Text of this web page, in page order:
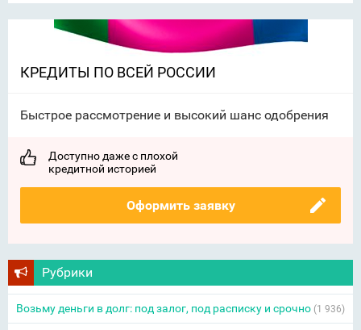
КРЕДИТЫ ПО ВСЕЙ РОССИИ
Быстрое рассмотрение и высокий шанс одобрения
Доступно даже с плохой
кредитной историей
Оформить заявку
Рубрики
Возьму деньги в долг: под залог, под расписку и срочно (1 936)